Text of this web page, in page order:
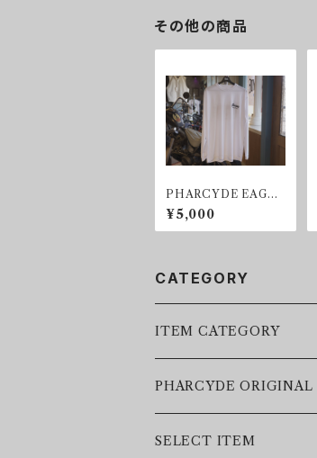
その他の商品
PHARCYDE EAGLE
RASH GUARD
¥5,000
CATEGORY
ITEM CATEGORY
LEATHER JACKET
JACKET
PHARCYDE ORIGINAL
SELECT ITEM